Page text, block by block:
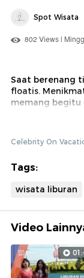
Spot Wisata
802 Views |
Saat berenang
floatis.
memang begitu
Dok : Celebrity
Celebrity On
Tags:
wisata liburan
Video